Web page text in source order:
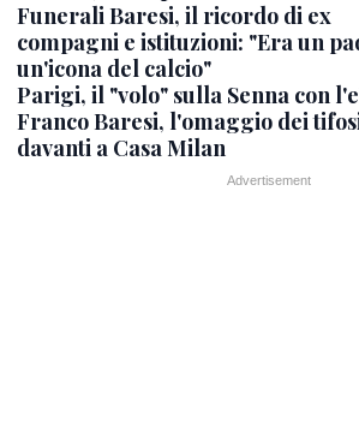
Funerali Baresi, il ricordo di ex
compagni e istituzioni: "Era un
un'icona del calcio"
Parigi, il "volo" sulla Senna con
Franco Baresi, l'omaggio dei
davanti a Casa Milan